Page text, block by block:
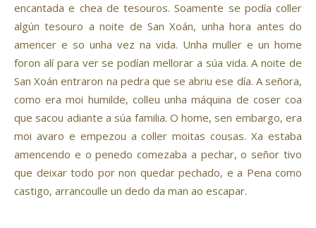
encantada e chea de tesouros. Soamente se podía coller
algún tesouro a noite de San Xoán, unha hora antes do
amencer e so unha vez na vida. Unha muller e un home
foron alí para ver se podían mellorar a súa vida. A noite de
San Xoán entraron na pedra que se abriu ese día. A señora,
como era moi humilde, colleu unha máquina de coser coa
que sacou adiante a súa familia. O home, sen embargo, era
moi avaro e empezou a coller moitas cousas. Xa estaba
amencendo e o penedo comezaba a pechar, o señor tivo
que deixar todo por non quedar pechado, e a Pena como
castigo, arrancoulle un dedo da man ao escapar.